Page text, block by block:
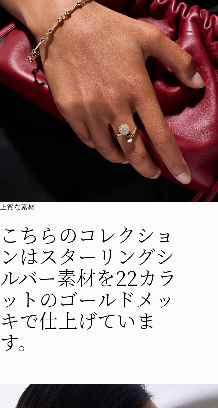
上質な素材
こちらのコレクショ
ンはスターリングシ
ルバー素材を22カラ
ットのゴールドメッ
キで仕上げていま
す。